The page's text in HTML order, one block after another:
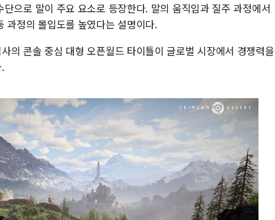
으로 말이 주요 요소로 등장한다. 말의 움직임과 질주 과정에서
과정의 몰입도를 높였다는 설명이다.
의 콘솔 중심 대형 오픈월드 타이틀이 글로벌 시장에서 경쟁력을